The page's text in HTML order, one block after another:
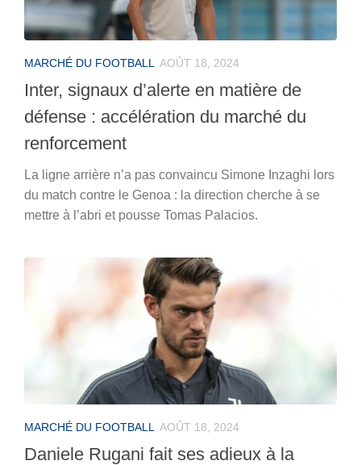
MARCHÉ DU FOOTBALL AOÛT 18, 2024
Inter, signaux d’alerte en matière de
défense : accélération du marché du
renforcement
La ligne arrière n’a pas convaincu Simone Inzaghi lors
du match contre le Genoa : la direction cherche à se
mettre à l’abri et pousse Tomas Palacios.
MARCHÉ DU FOOTBALL AOÛT 18, 2024
Daniele Rugani fait ses adieux à la